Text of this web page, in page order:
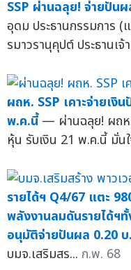
SSP ผ่านฉลุย! จ่ายปัน
อุดม ประธานกรรมการ (
รมาวรานุคุปต์ ประธานเ
ผถห. SSP เคาะจ่ายเงิ
พ.ค.นี้ — ผ่านฉลุย! ผถห.
หุ้น รับเงิน 21 พ.ค.นี้ มั่น
รายได้ฯ Q4/67 แตะ
พลังงานลมดันรายได้ฯ
อนุมัติจ่ายปันผล 0.20
บมจ.เสริมสร... ก.พ. 68